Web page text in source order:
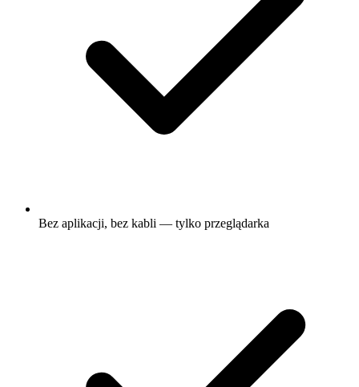
Bez aplikacji, bez kabli — tylko przeglądarka